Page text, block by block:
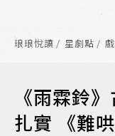
琅琅悅讀 星劇點
《雨霖鈴
扎實 《難